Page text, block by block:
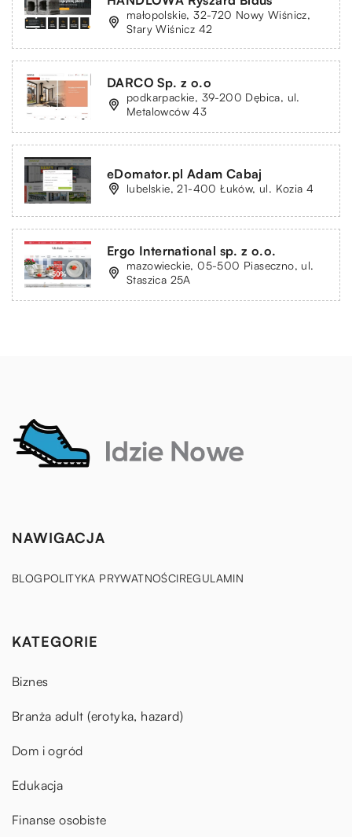
małopolskie, 32-720 Nowy Wiśnicz,
Stary Wiśnicz 42
DARCO Sp. z o.o
podkarpackie, 39-200 Dębica, ul.
Metalowców 43
eDomator.pl Adam Cabaj
lubelskie, 21-400 Łuków, ul. Kozia 4
Ergo International sp. z o.o.
mazowieckie, 05-500 Piaseczno, ul.
Staszica 25A
NAWIGACJA
BLOGPOLITYKA PRYWATNOŚCIREGULAMIN
KATEGORIE
Biznes
Branża adult (erotyka, hazard)
Dom i ogród
Edukacja
Finanse osobiste